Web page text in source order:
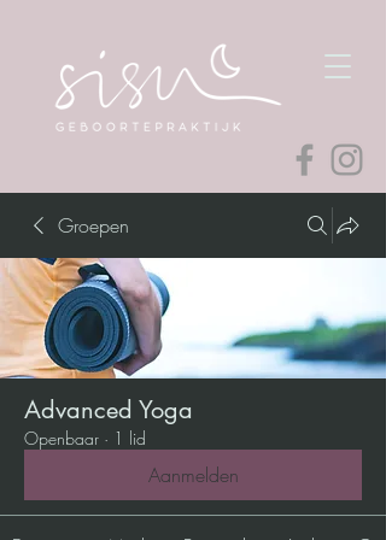
Groepen
Advanced Yoga
Openbaar · 1 lid
Aanmelden